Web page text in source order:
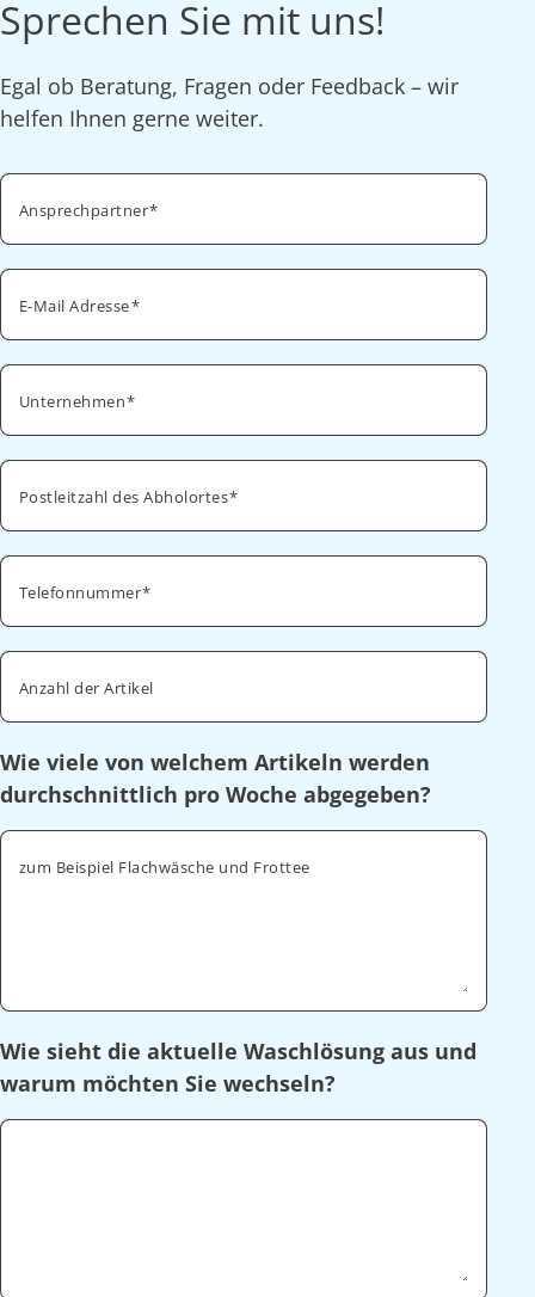
Sprechen Sie mit uns!
Egal ob Beratung, Fragen oder Feedback – wir
helfen Ihnen gerne weiter.
Ansprechpartner
E-Mail Adresse
Unternehmen
Postleitzahl des Abholortes
Telefonnummer
Anzahl der Artikel
Wie viele von welchem Artikeln werden
durchschnittlich pro Woche abgegeben?
zum Beispiel Flachwäsche und Frottee
Wie sieht die aktuelle Waschlösung aus und
warum möchten Sie wechseln?